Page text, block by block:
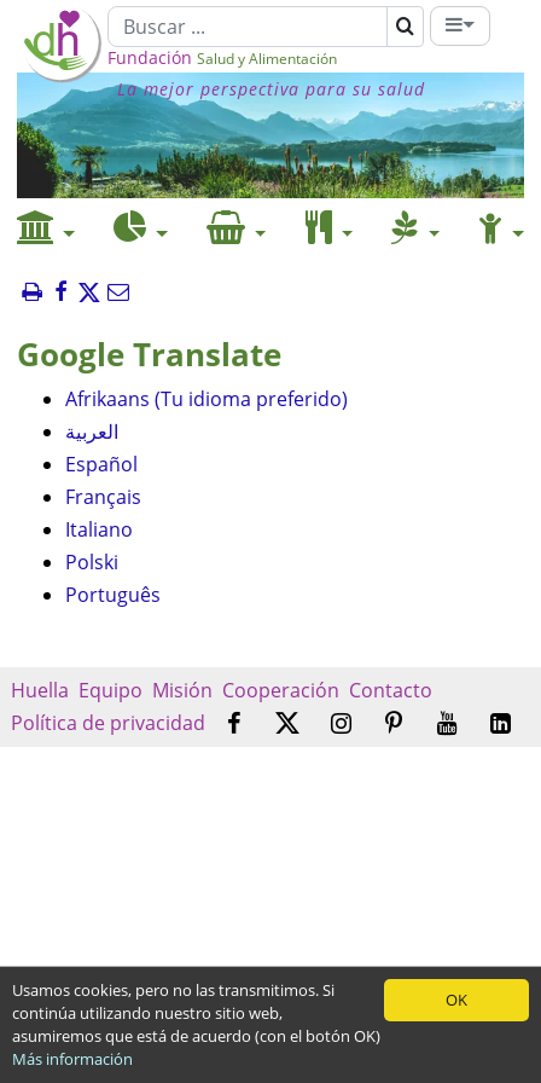
Fundación Salud y Alimentación
La mejor perspectiva para su salud
Google Translate
Afrikaans (Tu idioma preferido)
العربية
Español
Français
Italiano
Polski
Português
Huella Equipo Misión Cooperación Contacto
Política de privacidad
OK
Usamos cookies, pero no las transmitimos. Si
continúa utilizando nuestro sitio web,
asumiremos que está de acuerdo (con el botón OK)
Más información